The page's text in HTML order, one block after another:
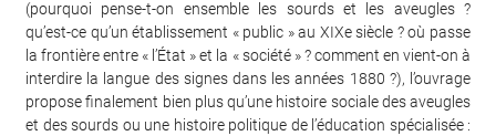
(pourquoi pense-t-on ensemble les sourds et les aveugles ?
qu’est-ce qu’un établissement « public » au XIXe siècle ? où passe
la frontière entre « l’État » et la « société » ? comment en vient-on à
interdire la langue des signes dans les années 1880 ?), l’ouvrage
propose finalement bien plus qu’une histoire sociale des aveugles
et des sourds ou une histoire politique de l’éducation spécialisée :